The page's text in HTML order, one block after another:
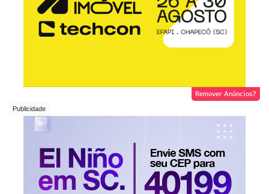
Remover Anúncios?